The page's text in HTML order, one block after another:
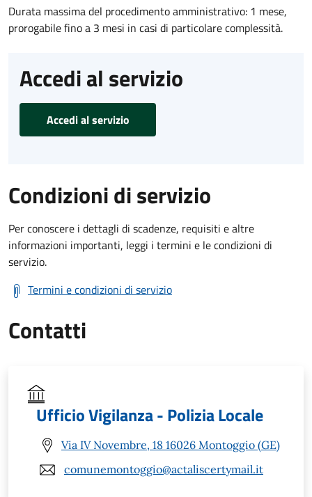
Durata massima del procedimento amministrativo: 1 mese,
prorogabile fino a 3 mesi in casi di particolare complessità.
Accedi al servizio
Accedi al servizio
Condizioni di servizio
Per conoscere i dettagli di scadenze, requisiti e altre
informazioni importanti, leggi i termini e le condizioni di
servizio.
Termini e condizioni di servizio
Contatti
Ufficio Vigilanza - Polizia Locale
Via IV Novembre, 18 16026 Montoggio (GE)
comunemontoggio@actaliscertymail.it